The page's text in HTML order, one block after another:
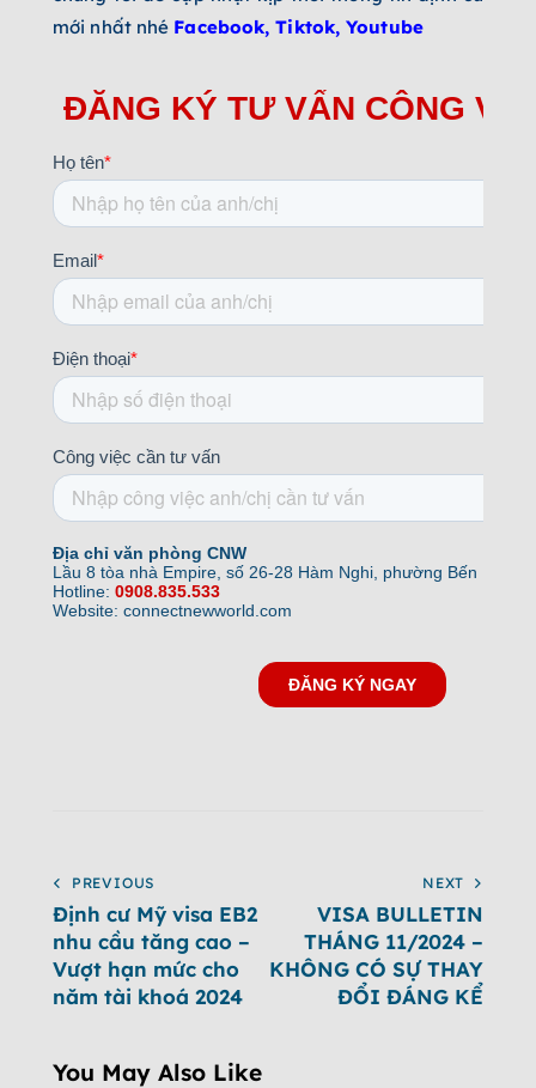
mới nhất nhé Facebook,Tiktok,Youtube
PREVIOUS
Định cư Mỹ visa EB2
nhu cầu tăng cao –
Vượt hạn mức cho
năm tài khoá 2024
NEXT
VISA BULLETIN
THÁNG 11/2024 –
KHÔNG CÓ SỰ THAY
ĐỔI ĐÁNG KỂ
You May Also Like